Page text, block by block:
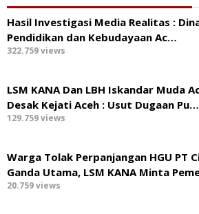
Hasil Investigasi Media Realitas :
Pendidikan dan Kebudayaan Ac…
322.759 views
LSM KANA Dan LBH Iskandar Muda
Desak Kejati Aceh : Usut Dugaan Pu…
129.759 views
Warga Tolak Perpanjangan HGU PT
Ganda Utama, LSM KANA Minta
20.759 views